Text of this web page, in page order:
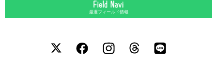
厳選フィールド情報